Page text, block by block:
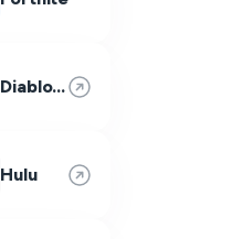
Diablo 4
Hulu